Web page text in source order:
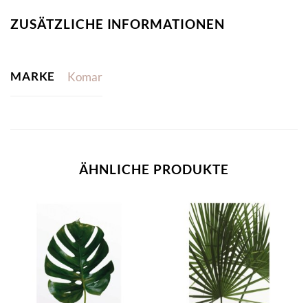
ZUSÄTZLICHE INFORMATIONEN
MARKE Komar
ÄHNLICHE PRODUKTE